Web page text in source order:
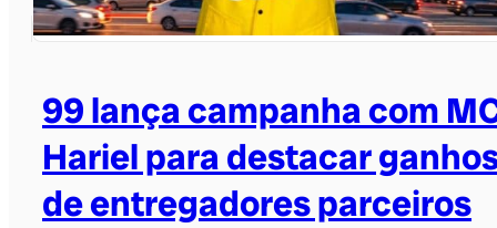
99 lança campanha com
Hariel para destacar
de entregadores parceiros